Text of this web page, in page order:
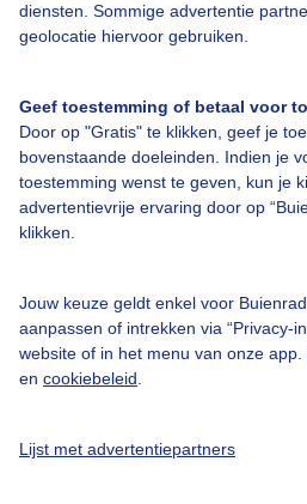
diensten. Sommige advertentie
geolocatie hiervoor gebruiken.
Geef toestemming of betaal voor
Door op "Gratis" te klikken, geef je
bovenstaande doeleinden. Indien je
toestemming wenst te geven, kun je
advertentievrije ervaring door op
klikken.
Jouw keuze geldt enkel voor
aanpassen of intrekken via “Privacy-
website of in het menu van onze
en cookiebeleid
Lijst met advertentiepartners
Veelgestelde vragen
Toegankelijkheid
Gebruikersvoorwaarden
Adverteren
Buienradar Team
Cookie beleid
Privacy instellingen
Gratis weerdata
@BuienradarNL